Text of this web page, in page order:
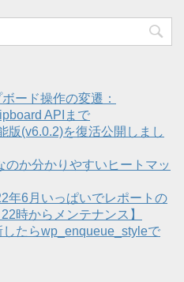
ード操作の変遷：
APIまで
版(v6.0.2)を復活公開しまし
か分かりやすいヒートマッ
年6月いっぱいでレポートの
時からメンテナンス】
たらwp_enqueue_styleで